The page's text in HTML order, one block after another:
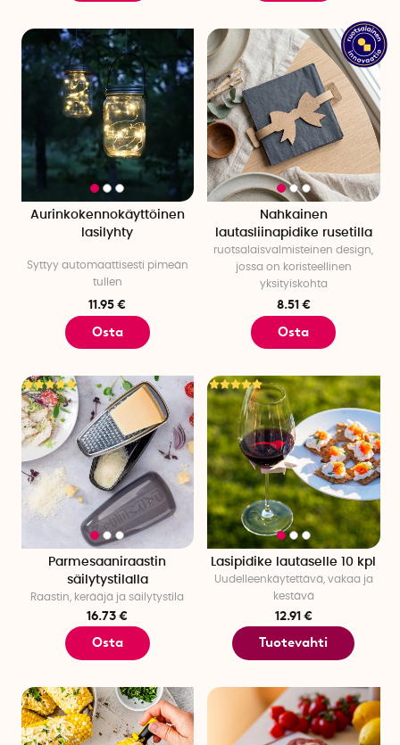
Aurinkokennokäyttöinen
lasilyhty
Syttyy automaattisesti pimeän
tullen
11.95 €
Osta
Nahkainen
lautasliinapidike rusetilla
ruotsalaisvalmisteinen design,
jossa on koristeellinen
yksityiskohta
8.51 €
Osta
Parmesaaniraastin
säilytystilalla
Raastin, kerääjä ja säilytystila
16.73 €
Osta
Lasipidike lautaselle 10 kpl
Uudelleenkäytettävä, vakaa ja
kestävä
12.91 €
Tuotevahti